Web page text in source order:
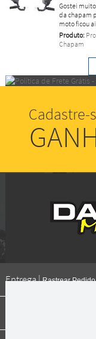
Gostei
da chapam
moto ficou
Produto:
Chapam
Cadastre-
Entrega |Rastrear Pedido